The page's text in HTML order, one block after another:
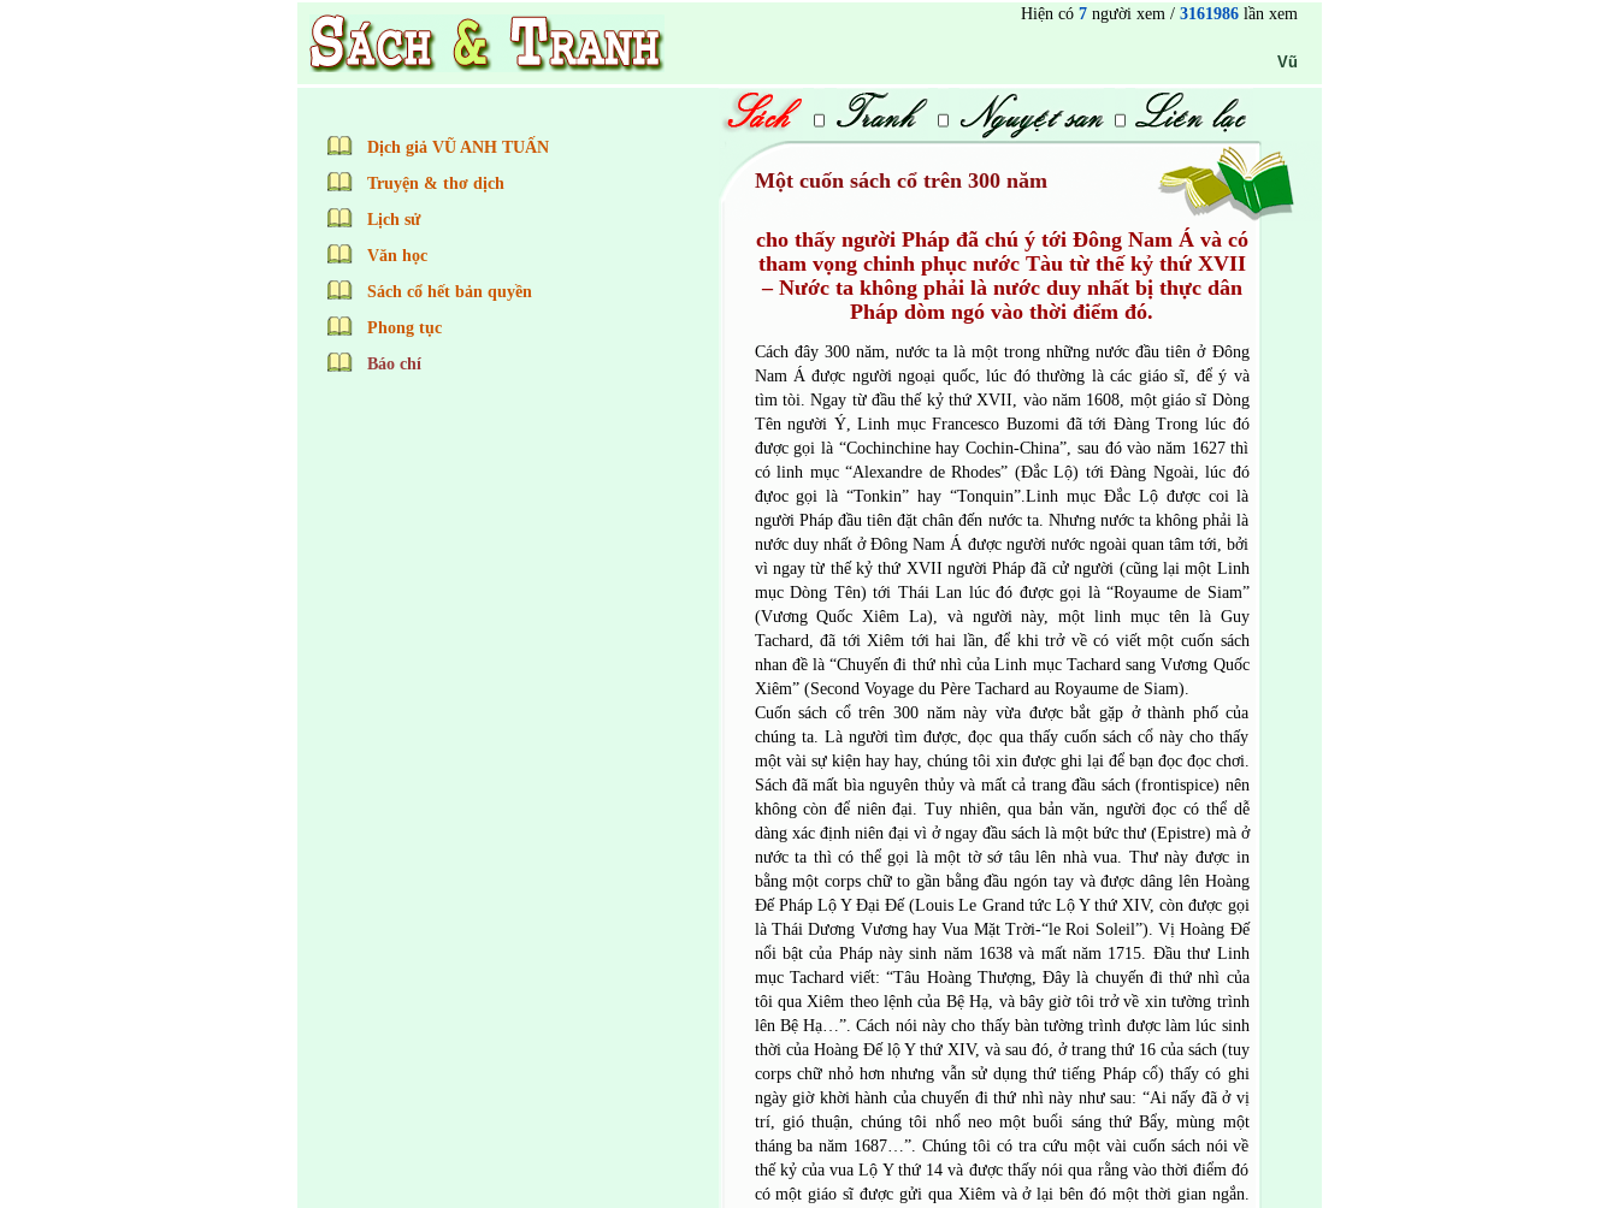
Hiện có 7người xem / 3161986lần xem
Vũ Anh Tuấn
Dịch giả VŨ ANH TUẤN
Truyện & thơ dịch
Lịch sử
Văn học
Sách cổ hết bản quyền
Phong tục
Báo chí
­­Một cuốn sách cổ trên 300 năm
cho thấy người Pháp đã chú ý tới Đông Nam Á và có
tham vọng chinh phục nước Tàu từ thế kỷ thứ XVII
– Nước ta không phải là nước duy nhất bị thực dân
Pháp dòm ngó vào thời điểm đó.
Cách đây 300 năm, nước ta là một trong những nước đầu tiên ở Đông
Nam Á được người ngoại quốc, lúc đó thường là các giáo sĩ, để ý và
tìm tòi. Ngay từ đầu thế kỷ thứ XVII, vào năm 1608, một giáo sĩ Dòng
Tên người Ý, Linh mục Francesco Buzomi đã tới Đàng Trong lúc đó
được gọi là “Cochinchine hay Cochin-China”, sau đó vào năm 1627 thì
có linh mục “Alexandre de Rhodes” (Đắc Lộ) tới Đàng Ngoài, lúc đó
đựoc gọi là “Tonkin” hay “Tonquin”.Linh mục Đắc Lộ được coi là
người Pháp đầu tiên đặt chân đến nước ta. Nhưng nước ta không phải là
nước duy nhất ở Đông Nam Á được người nước ngoài quan tâm tới, bởi
vì ngay từ thế kỷ thứ XVII người Pháp đã cử người (cũng lại một Linh
mục Dòng Tên) tới Thái Lan lúc đó được gọi là “Royaume de Siam”
(Vương Quốc Xiêm La), và người này, một linh mục tên là Guy
Tachard, đã tới Xiêm tới hai lần, để khi trở về có viết một cuốn sách
nhan đề là “Chuyến đi thứ nhì của Linh mục Tachard sang Vương Quốc
Xiêm” (Second Voyage du Père Tachard au Royaume de Siam).
Cuốn sách cổ trên 300 năm này vừa được bắt gặp ở thành phố của
chúng ta. Là người tìm được, đọc qua thấy cuốn sách cổ này cho thấy
một vài sự kiện hay hay, chúng tôi xin được ghi lại để bạn đọc đọc chơi.
Sách đã mất bìa nguyên thủy và mất cả trang đầu sách (frontispice) nên
không còn để niên đại. Tuy nhiên, qua bản văn, người đọc có thể dễ
dàng xác định niên đại vì ở ngay đầu sách là một bức thư (Epistre) mà ở
nước ta thì có thể gọi là một tờ sớ tâu lên nhà vua. Thư này được in
bằng một corps chữ to gần bằng đầu ngón tay và được dâng lên Hoàng
Đế Pháp Lộ Y Đại Đế (Louis Le Grand tức Lộ Y thứ XIV, còn được gọi
là Thái Dương Vương hay Vua Mặt Trời-“le Roi Soleil”). Vị Hoàng Đế
nổi bật của Pháp này sinh năm 1638 và mất năm 1715. Đầu thư Linh
mục Tachard viết: “Tâu Hoàng Thượng, Đây là chuyến đi thứ nhì của
tôi qua Xiêm theo lệnh của Bệ Hạ, và bây giờ tôi trở về xin tường trình
lên Bệ Hạ…”. Cách nói này cho thấy bàn tường trình được làm lúc sinh
thời của Hoàng Đế lộ Y thứ XIV, và sau đó, ở trang thứ 16 của sách (tuy
corps chữ nhỏ hơn nhưng vẫn sử dụng thứ tiếng Pháp cổ) thấy có ghi
ngày giờ khời hành của chuyến đi thứ nhì này như sau: “Ai nấy đã ở vị
trí, gió thuận, chúng tôi nhổ neo một buổi sáng thứ Bẩy, mùng một
tháng ba năm 1687…”. Chúng tôi có tra cứu một vài cuốn sách nói về
thế kỷ của vua Lộ Y thứ 14 và được thấy nói qua rằng vào thời điểm đó
có một giáo sĩ được gửi qua Xiêm và ở lại bên đó một thời gian ngắn.